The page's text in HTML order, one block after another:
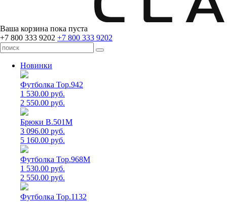
Ваша корзина пока пуста
+7 800 333 9202 +7 800 333 9202
Новинки
Футболка Top.942
1 530.00 руб.
2 550.00 руб.
Брюки B.501M
3 096.00 руб.
5 160.00 руб.
Футболка Top.968M
1 530.00 руб.
2 550.00 руб.
Футболка Top.1132